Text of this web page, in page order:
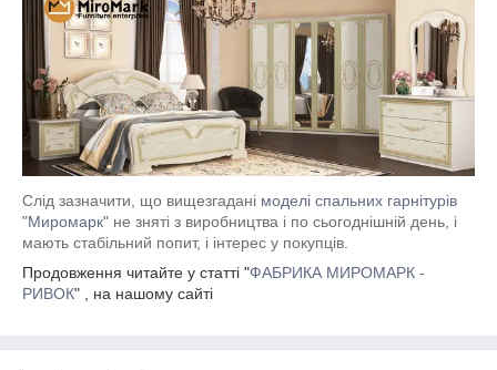
Слід зазначити, що вищезгадані моделі спальних гарнітурів
"Миромарк" не зняті з виробництва і по сьогоднішній день, і
мають стабільний попит, і інтерес у покупців.
Продовження читайте у статті "ФАБРИКА МИРОМАРК -
РИВОК" , на нашому сайті